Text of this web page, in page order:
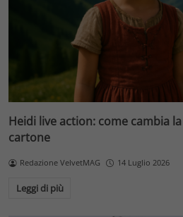
Heidi live action: come cambia
cartone
Redazione VelvetMAG 14 Luglio 2026
Leggi di più